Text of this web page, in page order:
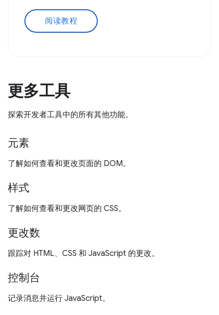
阅读教程
更多工具
探索开发者工具中的所有其他功能。
元素
了解如何查看和更改页面的 DOM。
样式
了解如何查看和更改网页的 CSS。
更改数
跟踪对 HTML、CSS 和 JavaScript 的更改。
控制台
记录消息并运行 JavaScript。